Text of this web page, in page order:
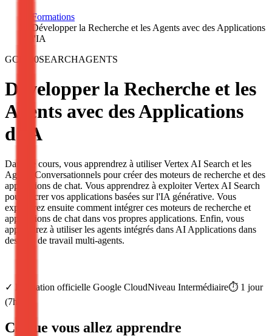
Formations
Développer la Recherche et les Agents avec des Applications
d'IA
GCP200SEARCHAGENTS
Développer la Recherche et les
Agents avec des Applications
d'IA
Dans ce cours, vous apprendrez à utiliser Vertex AI Search et les
Agents Conversationnels pour créer des moteurs de recherche et des
applications de chat. Vous apprendrez à exploiter Vertex AI Search
pour ancrer vos applications basées sur l'IA générative. Vous
explorerez ensuite comment intégrer ces moteurs de recherche et
applications de chat dans vos propres applications. Enfin, vous
apprendrez à utiliser les agents intégrés dans AI Applications dans
des flux de travail multi-agents.
✓ Formation officielle Google CloudNiveau Intermédiaire⏱️ 1 jour
(7h)
Ce que vous allez apprendre